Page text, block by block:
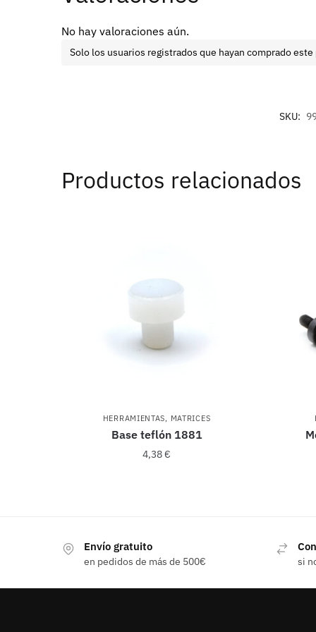
No hay valoraciones aún.
Solo los usuarios registrados que hayan comprado
SKU:
Productos relacionados
HERRAMIENTAS, MATRICES
Base teflón 1881
4,38€
Envío gratuito
en pedidos de más de 500€ si